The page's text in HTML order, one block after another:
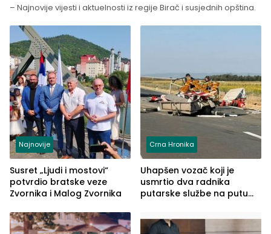
– Najnovije vijesti i aktuelnosti iz regije Birač i susjednih opština.
Najnovije
Susret „Ljudi i mostovi“
potvrdio bratske veze
Zvornika i Malog Zvornika
Crna Hronika
Uhapšen vozač koji je
usmrtio dva radnika
putarske službe na putu
(FOTO)